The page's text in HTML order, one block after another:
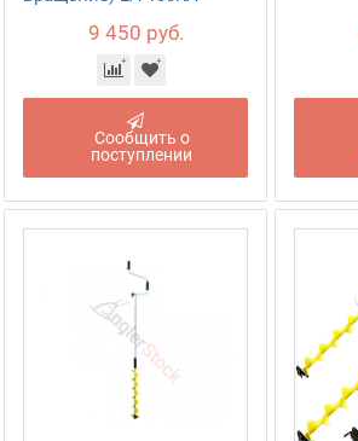
9 450 руб.
Сообщить о
поступлении